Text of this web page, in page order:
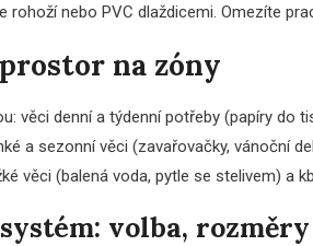
rohoží nebo PVC dlaždicemi. Omezíte
na zóny
věci denní a týdenní potřeby (papíry do
a sezonní věci (zavařovačky, vánoční
věci (balená voda, pytle se stelivem) a
volba,